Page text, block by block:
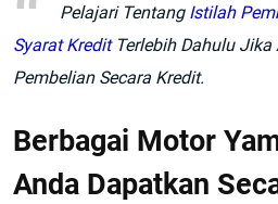
Pelajari Tentang Istilah
Syarat KreditTerlebih Dahulu Jika
Pembelian Secara Kredit.
Berbagai Motor
Anda Dapatkan